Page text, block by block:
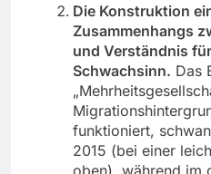
Die Konstruktion
Zusammenhangs
und Verständnis
Schwachsinn. Das
funktioniert,
2015 (bei einer
oben), während im